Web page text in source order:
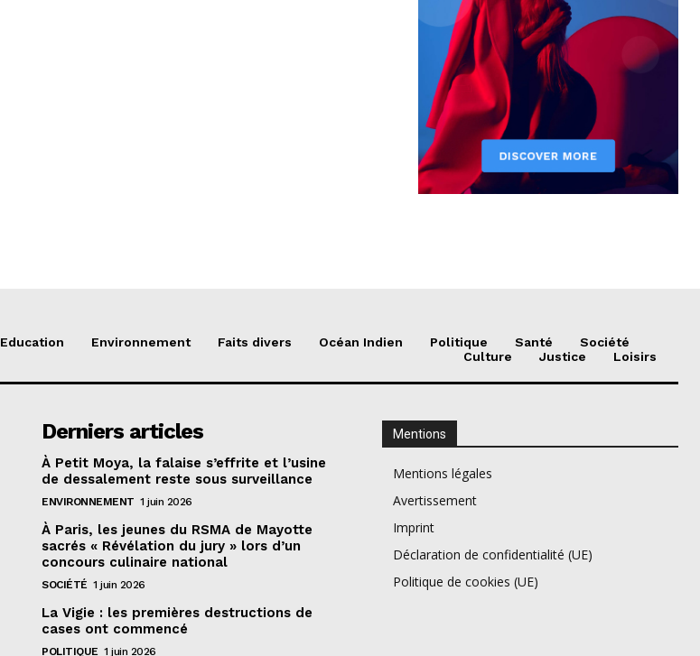
Education Environnement Faits divers Océan Indien Politique Santé
Société
Culture
Justice Loisirs
Derniers articles
À Petit Moya, la falaise s’effrite et l’usine
de dessalement reste sous surveillance
ENVIRONNEMENT 1 juin 2026
À Paris, les jeunes du RSMA de Mayotte
sacrés « Révélation du jury » lors d’un
concours culinaire national
SOCIÉTÉ 1 juin 2026
La Vigie : les premières destructions de
cases ont commencé
POLITIQUE 1 juin 2026
Mentions
Mentions légales
Avertissement
Imprint
Déclaration de confidentialité (UE)
Politique de cookies (UE)